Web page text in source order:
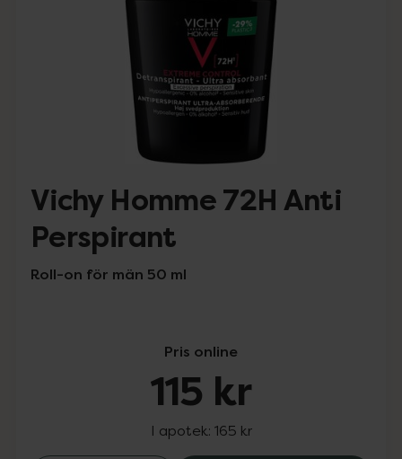
Vichy Homme 72H Anti
Perspirant
Roll-on för män 50 ml
Pris online
115 kr
I apotek: 165 kr